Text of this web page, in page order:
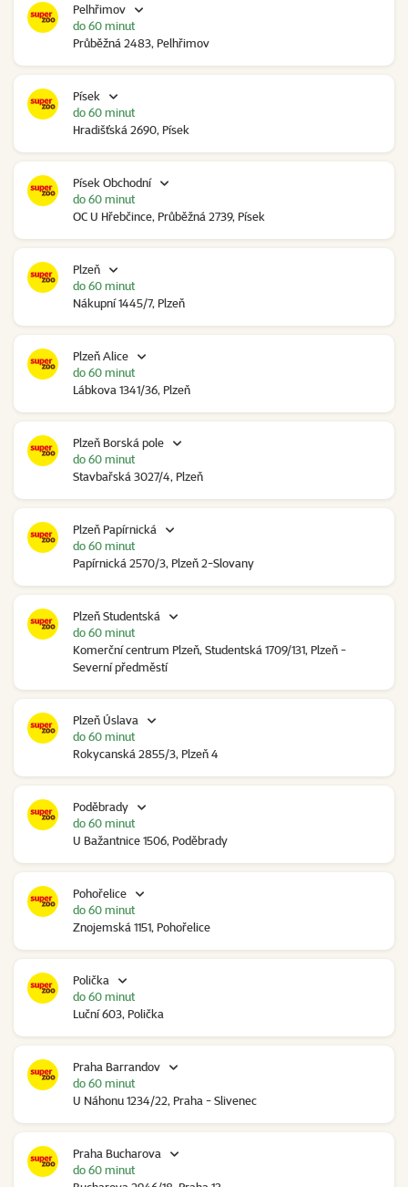
Pelhřimov
Průběžná 2483, Pelhřimov
do 60 minut
Písek
Hradišťská 2690, Písek
do 60 minut
Písek Obchodní
OC U Hřebčince, Průběžná 2739, Písek
do 60 minut
Plzeň
Nákupní 1445/7, Plzeň
do 60 minut
Plzeň Alice
Lábkova 1341/36, Plzeň
do 60 minut
Plzeň Borská pole
Stavbařská 3027/4, Plzeň
do 60 minut
Plzeň Papírnická
Papírnická 2570/3, Plzeň 2-Slovany
do 60 minut
Plzeň Studentská
Komerční centrum Plzeň, Studentská 1709/131, Plzeň -
Severní předměstí
do 60 minut
Plzeň Úslava
Rokycanská 2855/3, Plzeň 4
do 60 minut
Poděbrady
U Bažantnice 1506, Poděbrady
do 60 minut
Pohořelice
Znojemská 1151, Pohořelice
do 60 minut
Polička
Luční 603, Polička
do 60 minut
Praha Barrandov
U Náhonu 1234/22, Praha - Slivenec
do 60 minut
Praha Bucharova
do 60 minut